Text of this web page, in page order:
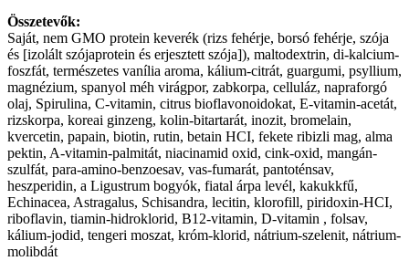
Összetevők:
Saját, nem GMO protein keverék (rizs fehérje, borsó fehérje, szója
és [izolált szójaprotein és erjesztett szója]), maltodextrin, di-kalcium-
foszfát, természetes vanília aroma, kálium-citrát, guargumi, psyllium,
magnézium, spanyol méh virágpor, zabkorpa, celluláz, napraforgó
olaj, Spirulina, C-vitamin, citrus bioflavonoidokat, E-vitamin-acetát,
rizskorpa, koreai ginzeng, kolin-bitartarát, inozit, bromelain,
kvercetin, papain, biotin, rutin, betain HCI, fekete ribizli mag, alma
pektin, A-vitamin-palmitát, niacinamid oxid, cink-oxid, mangán-
szulfát, para-amino-benzoesav, vas-fumarát, pantoténsav,
heszperidin, a Ligustrum bogyók, fiatal árpa levél, kakukkfű,
Echinacea, Astragalus, Schisandra, lecitin, klorofill, piridoxin-HCI,
riboflavin, tiamin-hidroklorid, B12-vitamin, D-vitamin , folsav,
kálium-jodid, tengeri moszat, króm-klorid, nátrium-szelenit, nátrium-
molibdát